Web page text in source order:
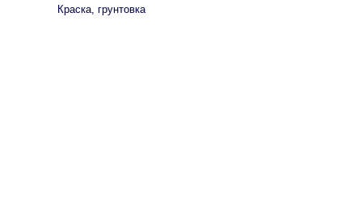
Краска, грунтовка